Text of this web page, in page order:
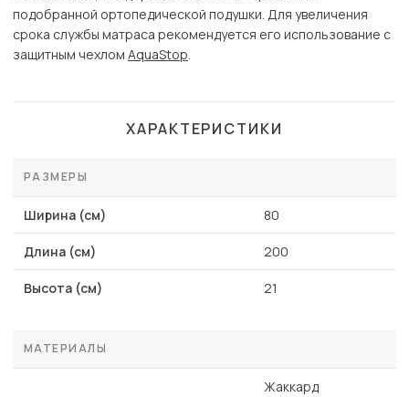
подобранной ортопедической подушки. Для увеличения
срока службы матраса рекомендуется его использование с
защитным чехлом AquaStop.
ХАРАКТЕРИСТИКИ
РАЗМЕРЫ
Ширина (см) 80
Длина (см) 200
Высота (см) 21
МАТЕРИАЛЫ
Жаккард